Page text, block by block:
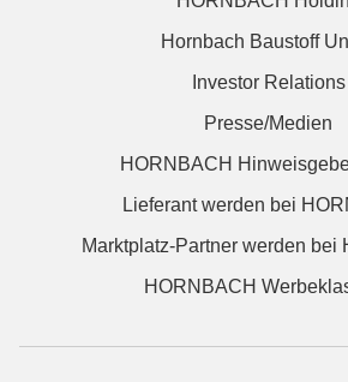
Hornbach Baustoff
Investor Relations
Presse/Medien
HORNBACH
Lieferant werden bei
Marktplatz-Partner werden bei
HORNBACH